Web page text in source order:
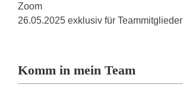
Zoom
26.05.2025 exklusiv für Teammitglieder
Komm in mein Team